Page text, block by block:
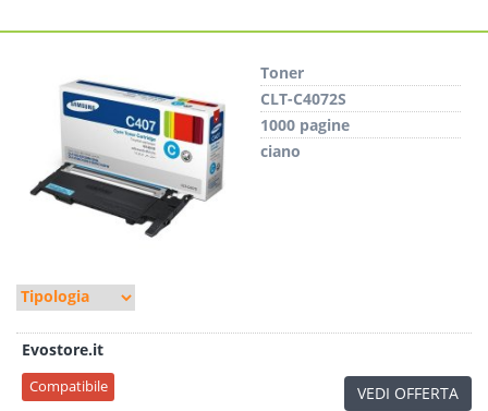
Toner
CLT-C4072S
1000 pagine
ciano
Evostore.it
Compatibile VEDI OFFERTA